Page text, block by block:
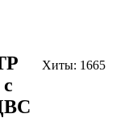
Хиты: 1665